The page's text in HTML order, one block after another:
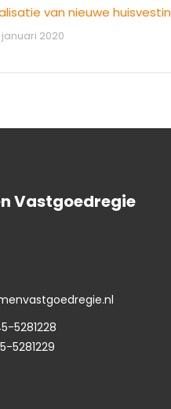
van nieuwe
januari 2020
Vastgoedregie
5281228
5281229